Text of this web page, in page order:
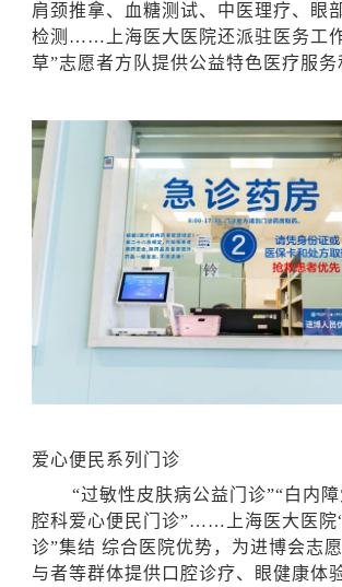
肩颈推拿、血糖测试、中医理疗、眼
检测……上海医大医院还派驻医务工
草”志愿者方队提供公益特色医疗服务
爱心便民系列门诊
“过敏性皮肤病公益门诊”“白内障
腔科爱心便民门诊”……上海医大医院“
诊”集结 综合医院优势，为进博会志
与者等群体提供口腔诊疗、眼健康体